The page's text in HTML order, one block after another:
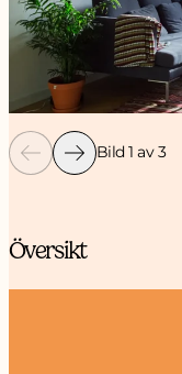
Bild 1 av 3
Översikt